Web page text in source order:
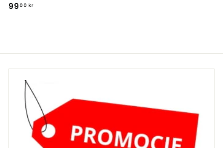
9900 kr
0